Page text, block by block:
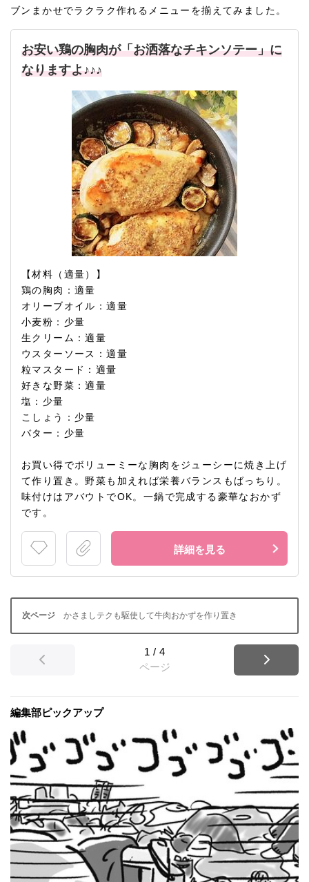
ブンまかせでラクラク作れるメニューを揃えてみました。
お安い鶏の胸肉が「お洒落なチキンソテー」に
なりますよ♪♪♪
【材料（適量）】
鶏の胸肉：適量
オリーブオイル：適量
小麦粉：少量
生クリーム：適量
ウスターソース：適量
粒マスタード：適量
好きな野菜：適量
塩：少量
こしょう：少量
バター：少量
お買い得でボリューミーな胸肉をジューシーに焼き上げ
て作り置き。野菜も加えれば栄養バランスもばっちり。
味付けはアバウトでOK。一鍋で完成する豪華なおかず
です。
詳細を見る
かさましテクも駆使して牛肉おかずを作り置き
1 / 4
ページ
編集部ピックアップ